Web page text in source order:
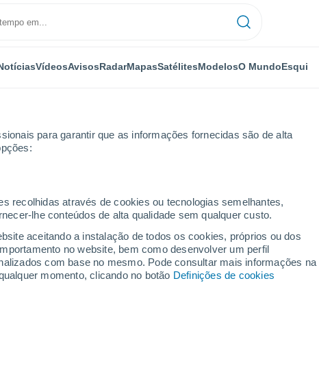
para garantir que as informações fornecidas são de alta
recolhidas através de cookies ou tecnologias semelhantes,
lhe conteúdos de alta qualidade sem qualquer custo.
aceitando a instalação de todos os cookies, próprios ou dos
no website, bem como desenvolver um perfil
com base no mesmo. Pode consultar mais informações na
momento, clicando no botão Definições de cookies
VídeosAvisosRadarMapasSatélitesModelosO MundoEsqui
para 14 dias